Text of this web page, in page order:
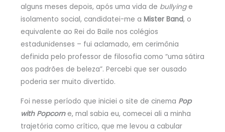
alguns meses depois, após uma vida de bullying e
isolamento social, candidatei-me a Mister Band, o
equivalente ao Rei do Baile nos colégios
estadunidenses – fui aclamado, em cerimônia
definida pelo professor de filosofia como “uma sátira
aos padrões de beleza”. Percebi que ser ousado
poderia ser muito divertido.
Foi nesse período que iniciei o site de cinema Pop
with Popcorne, mal sabia eu, comecei ali a minha
trajetória como crítico, que me levou a cabular